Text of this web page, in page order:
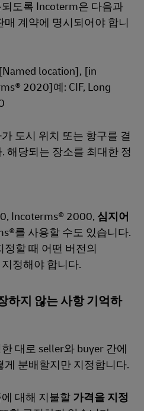
도록 Incoterm은 다음과
계약에 명시되어야 합니
location], [in
2020]예: CIF, Long
도시 위치 또는 항구를 결
해당되는 장소를 최대한 정
Incoterms® 2000, 심지어
를 사용할 수도 있습니다.
할 때 어떤 버전의
정해야 합니다.
하지 않는 사항 기억하
대로 seller와 buyer 간에
분배할지만 지정합니다.
대해 지불할 가격을 지정